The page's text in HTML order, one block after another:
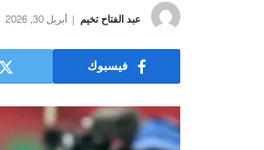
عبد الفتاح تخيم أبريل 30, 2026
فيسبوك